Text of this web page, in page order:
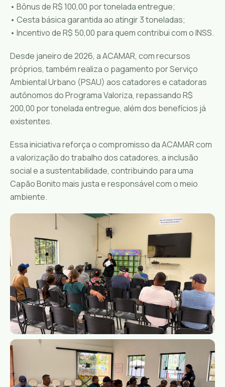
• Bônus de R$ 100,00 por tonelada entregue;
• Cesta básica garantida ao atingir 3 toneladas;
• Incentivo de R$ 50,00 para quem contribui com o INSS.
Desde janeiro de 2026, a ACAMAR, com recursos
próprios, também realiza o pagamento por Serviço
Ambiental Urbano (PSAU) aos catadores e catadoras
autônomos do Programa Valoriza, repassando R$
200,00 por tonelada entregue, além dos benefícios já
existentes.
Essa iniciativa reforça o compromisso da ACAMAR com
a valorização do trabalho dos catadores, a inclusão
social e a sustentabilidade, contribuindo para uma
Capão Bonito mais justa e responsável com o meio
ambiente.